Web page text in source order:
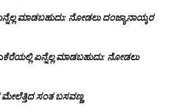
ಮಾಡಬಹುದು: ನೋಡಲು ದಂಜ್ಯಾನಾಯ್ಕರ
ಏನ್ನೆಲ್ಲ‌ ಮಾಡಬಹುದು: ನೋಡಲು
ಮೇಲೆತ್ತಿದ ಸಂತ ಬಸವಣ್ಣ